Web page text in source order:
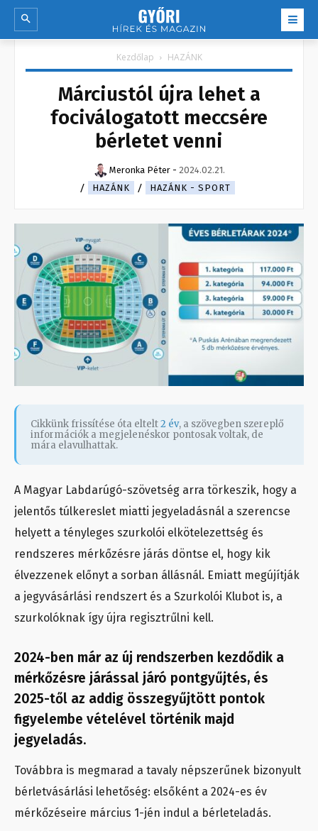
Kezdőlap HAZÁNK
Márciustól újra lehet a
fociválogatott meccsére
bérletet venni
Meronka Péter - 2024.02.21.
HAZÁNK
HAZÁNK - SPORT
Cikkünk frissítése óta eltelt2 év, a szövegben szereplő
információk a megjelenéskor pontosak voltak, de
mára elavulhattak.
A Magyar Labdarúgó-szövetség arra törkeszik, hogy a
jelentős túlkereslet miatti jegyeladásnál a szerencse
helyett a tényleges szurkolói elkötelezettség és
rendszeres mérkőzésre járás döntse el, hogy kik
élvezzenek előnyt a sorban állásnál. Emiatt megújítják
a jegyvásárlási rendszert és a Szurkolói Klubot is, a
szurkolóknak így újra regisztrűlni kell.
2024-ben már az új rendszerben kezdődik a
mérkőzésre járással járó pontgyűjtés, és
2025-től az addig összegyűjtött pontok
figyelembe vételével történik majd
jegyeladás.
Továbbra is megmarad a tavaly népszerűnek bizonyult
bérletvásárlási lehetőség: elsőként a 2024-es év
mérkőzéseire március 1-jén indul a bérleteladás.